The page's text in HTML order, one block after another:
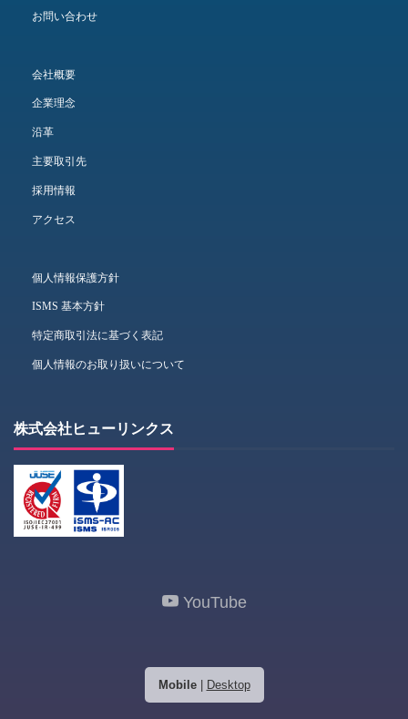
お問い合わせ
会社概要
企業理念
沿革
主要取引先
採用情報
アクセス
個人情報保護方針
ISMS 基本方針
特定商取引法に基づく表記
個人情報のお取り扱いについて
株式会社ヒューリンクス
YouTube
Mobile| Desktop